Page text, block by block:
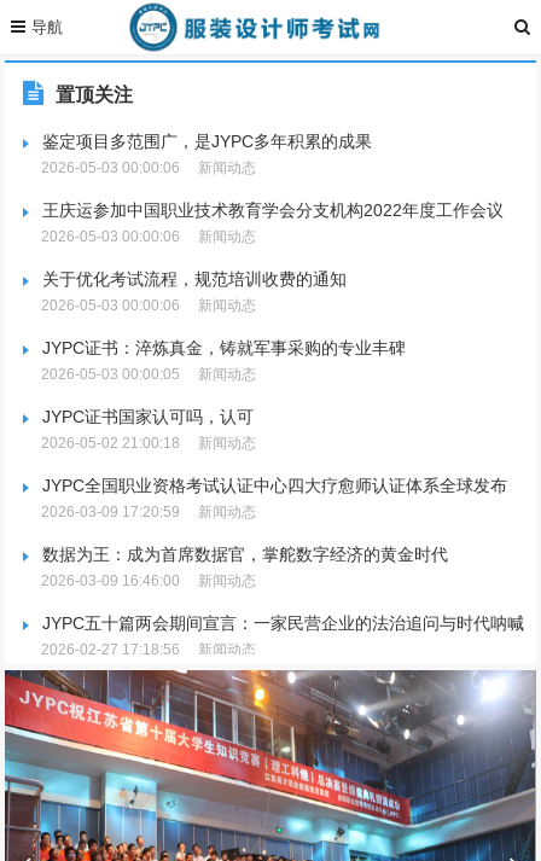
置顶关注
鉴定项目多范围广，是JYPC多年积累的成果
2026-05-03 00:00:06 新闻动态
王庆运参加中国职业技术教育学会分支机构2022年度工作会议
2026-05-03 00:00:06 新闻动态
关于优化考试流程，规范培训收费的通知
2026-05-03 00:00:06 新闻动态
JYPC证书：淬炼真金，铸就军事采购的专业丰碑
2026-05-03 00:00:05 新闻动态
JYPC证书国家认可吗，认可
2026-05-02 21:00:18 新闻动态
JYPC全国职业资格考试认证中心四大疗愈师认证体系全球发布
2026-03-09 17:20:59 新闻动态
数据为王：成为首席数据官，掌舵数字经济的黄金时代
2026-03-09 16:46:00 新闻动态
JYPC五十篇两会期间宣言：一家民营企业的法治追问与时代呐喊
2026-02-27 17:18:56 新闻动态
JYPC五十篇两会期间宣言：一家民营企业的法治追问与时代呐喊
2026-02-27 17:18:56 新闻动态
JYPC重磅宣布：推行全国独家代理制，聚焦品牌升级与市场规范
2026-02-25 15:09:36 新闻动态